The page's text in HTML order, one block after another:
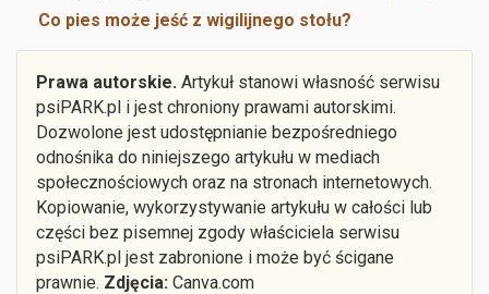
Co pies może jeść z wigilijnego stołu?
Prawa autorskie. Artykuł stanowi własność serwisu
psiPARK.pl i jest chroniony prawami autorskimi.
Dozwolone jest udostępnianie bezpośredniego
odnośnika do niniejszego artykułu w mediach
społecznościowych oraz na stronach internetowych.
Kopiowanie, wykorzystywanie artykułu w całości lub
części bez pisemnej zgody właściciela serwisu
psiPARK.pl jest zabronione i może być ścigane
prawnie. Zdjęcia: Canva.com